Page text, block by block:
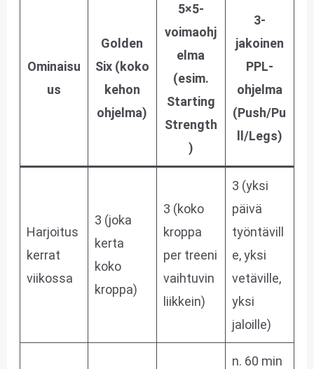
Ominaisu
us
Golden
Six(koko
kehon
ohjelma)
5×5-
voimaohj
elma
(esim.
Starting
Strength
)
3-
jakoinen
PPL-
ohjelma
(Push/Pu
ll/Legs)
Harjoitus
kerrat
viikossa
3 (joka
kerta
koko
kroppa)
3 (koko
kroppa
per treeni
vaihtuvin
liikkein)
3 (yksi
päivä
työntävill
e, yksi
vetäville,
yksi
jaloille)
n. 60 min